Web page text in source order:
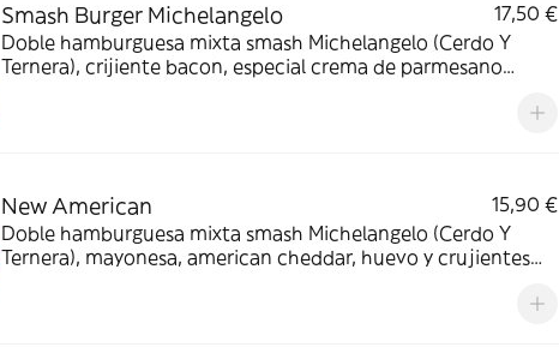
Smash Burger Michelangelo
17,50 €
Doble hamburguesa mixta smash Michelangelo (Cerdo Y
Ternera), crijiente bacon, especial crema de parmesano
New American
15,90 €
Doble hamburguesa mixta smash Michelangelo (Cerdo Y
Ternera), mayonesa, american cheddar, huevo y crujientes